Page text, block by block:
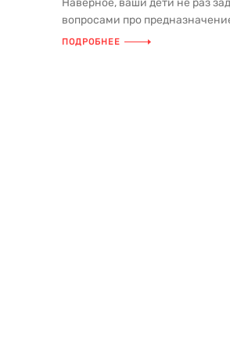
Наверное, ваши дети не раз
вопросами про
различных машин, которые они
ПОДРОБНЕЕ